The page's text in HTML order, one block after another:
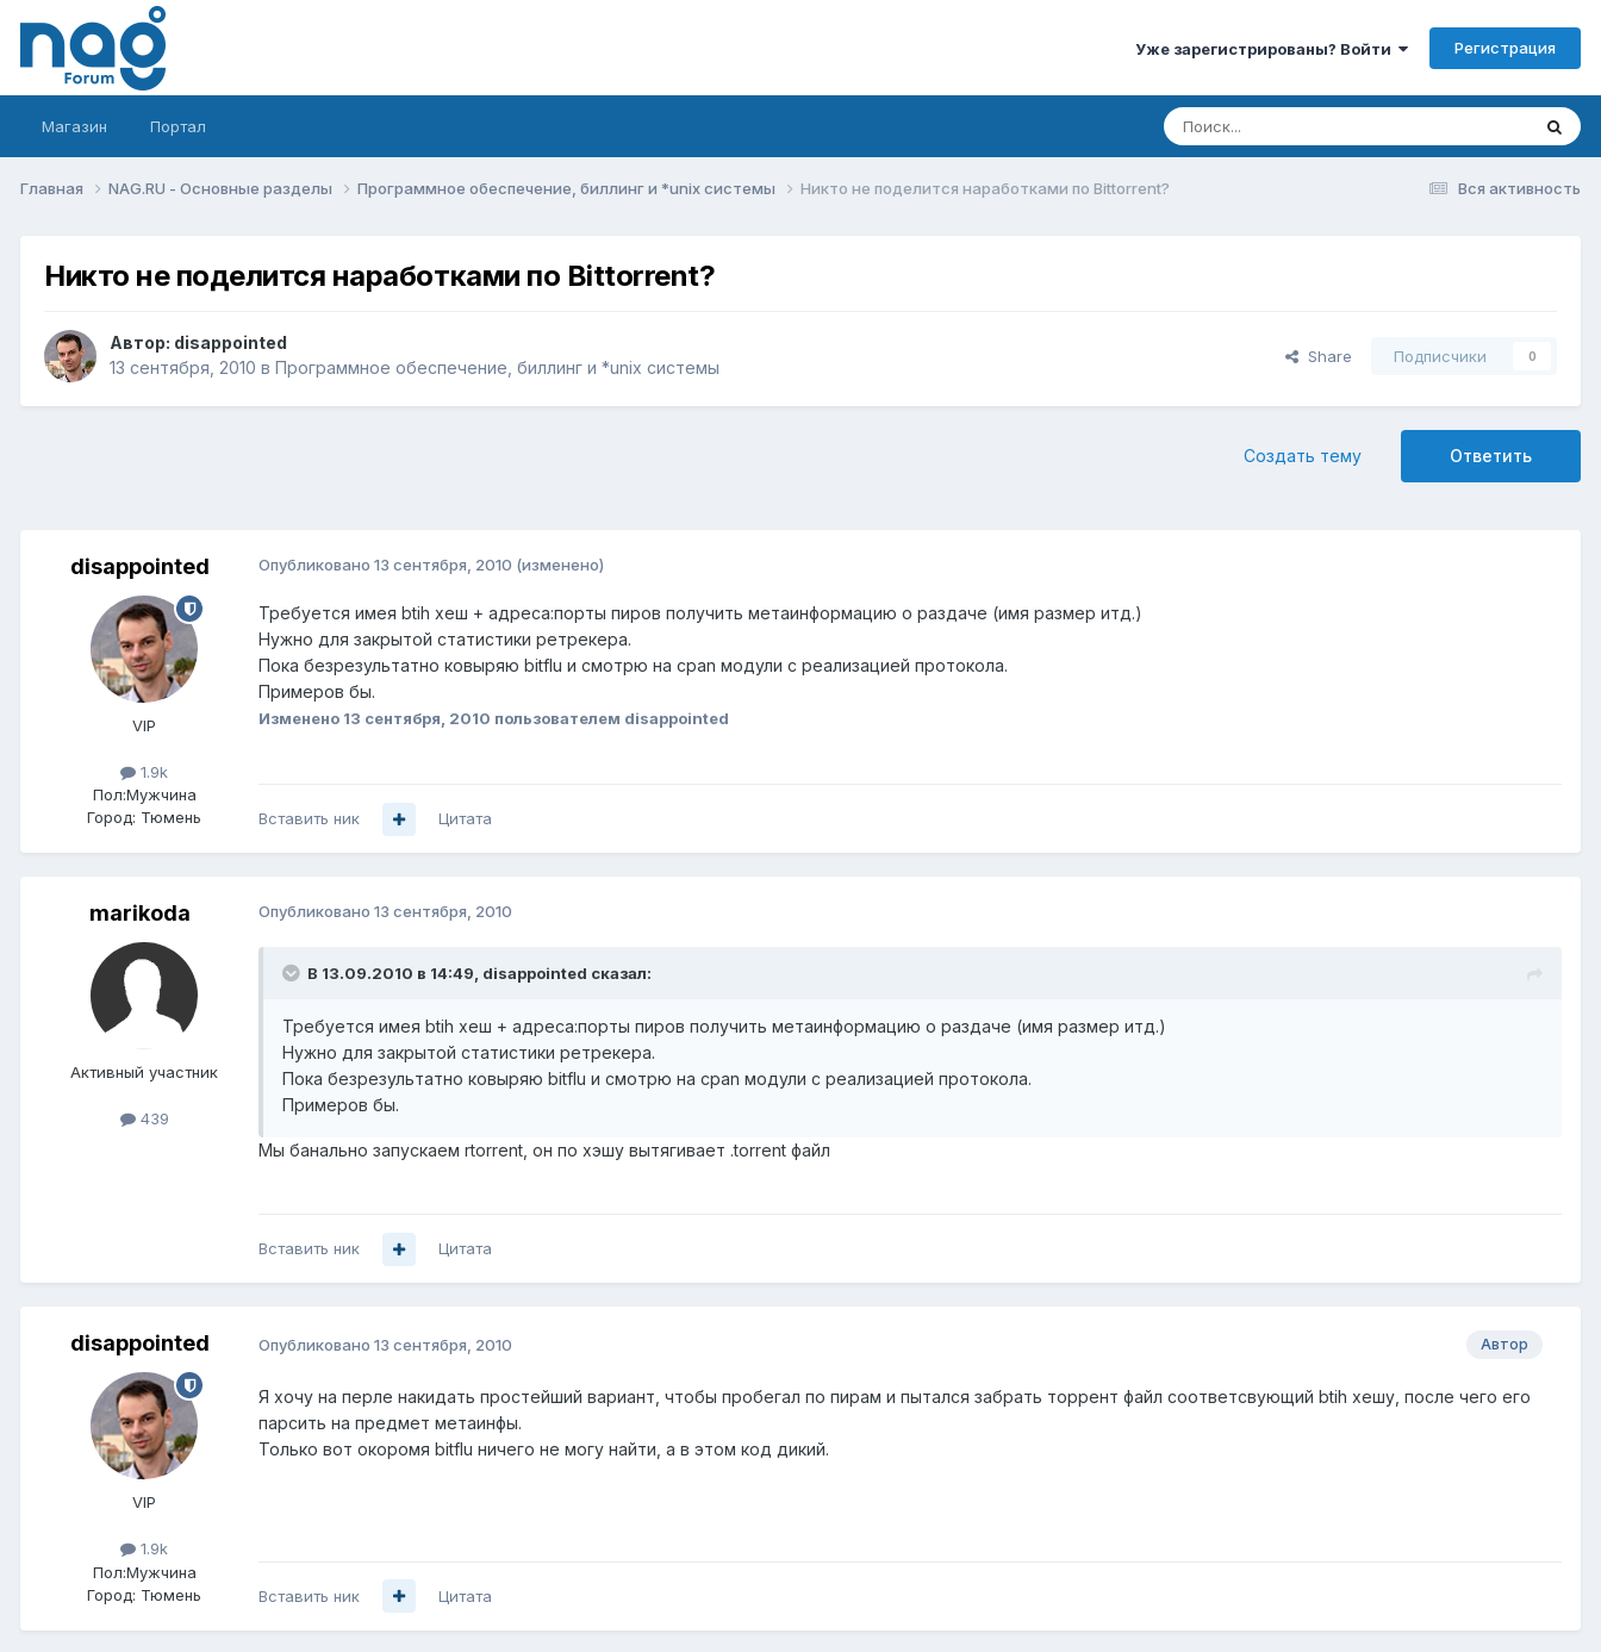
Уже зарегистрированы? Войти Регистрация
Магазин Портал
Вся активность
Главная NAG.RU - Основные разделы Программное обеспечение, биллинг и *unix системы Никто не поделится наработками по Bittorrent?
Никто не поделится наработками по Bittorrent?
Автор: disappointed
13 сентября, 2010 в Программное обеспечение, биллинг и *unix системы
Share Подписчики 0
Ответить
Создать тему
disappointed
VIP
1.9k
Пол:Мужчина
Город: Тюмень
Опубликовано 13 сентября, 2010 (изменено)
Требуется имея btih хеш + адреса:порты пиров получить метаинформацию о раздаче (имя размер итд.)
Нужно для закрытой статистики ретрекера.
Пока безрезультатно ковыряю bitflu и смотрю на cpan модули с реализацией протокола.
Примеров бы.
Изменено 13 сентября, 2010 пользователем disappointed
Вставить ник Цитата
marikoda
Активный участник
439
Опубликовано 13 сентября, 2010
В 13.09.2010 в 14:49, disappointed сказал:
Требуется имея btih хеш + адреса:порты пиров получить метаинформацию о раздаче (имя размер итд.)
Нужно для закрытой статистики ретрекера.
Пока безрезультатно ковыряю bitflu и смотрю на cpan модули с реализацией протокола.
Примеров бы.
Мы банально запускаем rtorrent, он по хэшу вытягивает .torrent файл
Вставить ник Цитата
disappointed
VIP
1.9k
Пол:Мужчина
Город: Тюмень
Автор
Опубликовано 13 сентября, 2010
Я хочу на перле накидать простейший вариант, чтобы пробегал по пирам и пытался забрать торрент файл соответсвующий btih хешу, после чего его
парсить на предмет метаинфы.
Только вот окоромя bitflu ничего не могу найти, а в этом код дикий.
Вставить ник Цитата